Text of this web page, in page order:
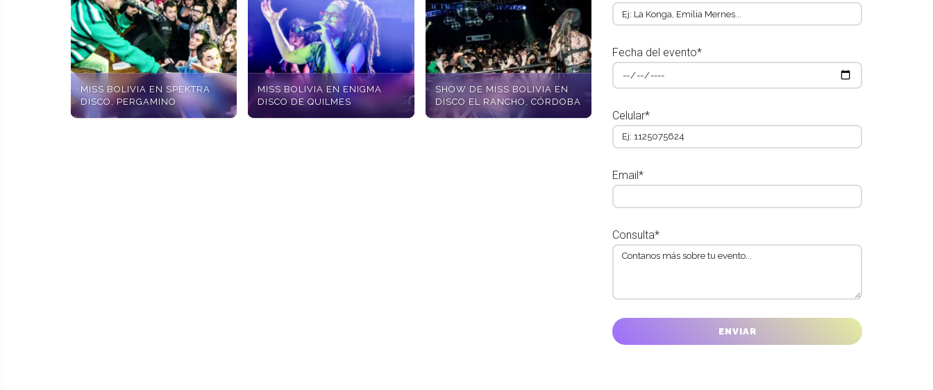
MISS BOLIVIA EN SPEKTRA
DISCO, PERGAMINO
MISS BOLIVIA EN ENIGMA
DISCO DE QUILMES
SHOW DE MISS BOLIVIA EN
DISCO EL RANCHO, CÓRDOBA
Fecha del evento*
Celular*
Email*
Consulta*